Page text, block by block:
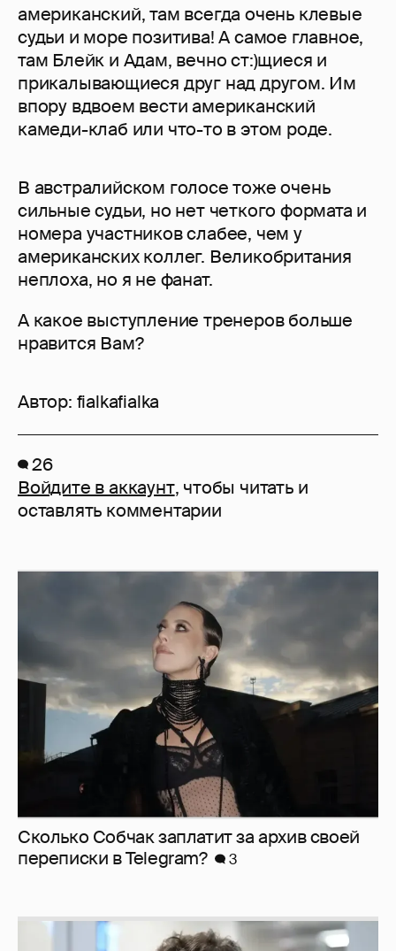
американский, там всегда очень клевые
судьи и море позитива! А самое главное,
там Блейк и Адам, вечно ст:)щиеся и
прикалывающиеся друг над другом. Им
впору вдвоем вести американский
камеди-клаб или что-то в этом роде.
В австралийском голосе тоже очень
сильные судьи, но нет четкого формата и
номера участников слабее, чем у
американских коллег. Великобритания
неплоха, но я не фанат.
А какое выступление тренеров больше
нравится Вам?
Автор: fialkafialka
26
Войдите в аккаунт, чтобы читать и
оставлять комментарии
Сколько Собчак заплатит за архив своей
перeписки в Telegram?
3